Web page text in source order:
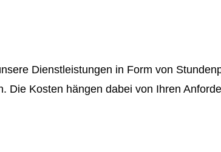
Dienstleistungen in Form von
Die Kosten hängen dabei von Ihren